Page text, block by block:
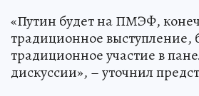
«Путин будет на ПМЭФ,
традиционное выступление,
традиционное участие в
дискуссии», – уточнил